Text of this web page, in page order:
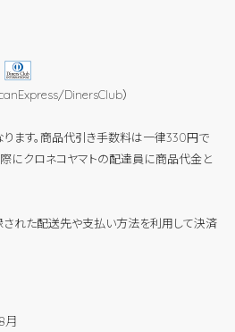
DinersClub）
ます。商品代引き手数料は一律330円で
にクロネコヤマトの配達員に商品代金と
れた配送先や支払い方法を利用して決済
月